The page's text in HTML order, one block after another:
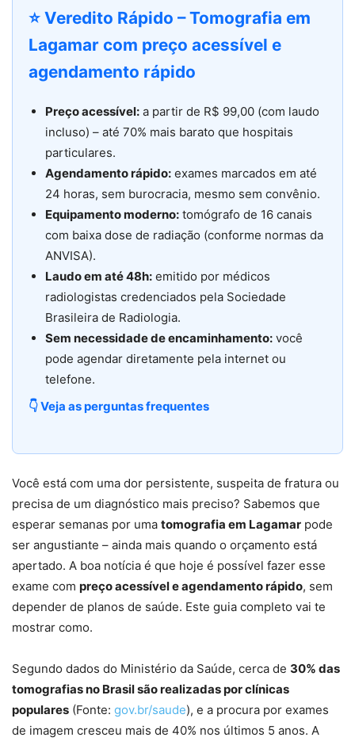
⭐ Veredito Rápido – Tomografia em
Lagamar com preço acessível e
agendamento rápido
Preço acessível: a partir de R$ 99,00 (com laudo
incluso) – até 70% mais barato que hospitais
particulares.
Agendamento rápido: exames marcados em até
24 horas, sem burocracia, mesmo sem convênio.
Equipamento moderno: tomógrafo de 16 canais
com baixa dose de radiação (conforme normas da
ANVISA).
Laudo em até 48h: emitido por médicos
radiologistas credenciados pela Sociedade
Brasileira de Radiologia.
Sem necessidade de encaminhamento: você
pode agendar diretamente pela internet ou
telefone.
👇 Veja as perguntas frequentes
Você está com uma dor persistente, suspeita de fratura ou
precisa de um diagnóstico mais preciso? Sabemos que
esperar semanas por uma tomografia em Lagamar pode
ser angustiante – ainda mais quando o orçamento está
apertado. A boa notícia é que hoje é possível fazer esse
exame com preço acessível e agendamento rápido, sem
depender de planos de saúde. Este guia completo vai te
mostrar como.
Segundo dados do Ministério da Saúde, cerca de 30% das
tomografias no Brasil são realizadas por clínicas
populares (Fonte: gov.br/saude), e a procura por exames
de imagem cresceu mais de 40% nos últimos 5 anos. A